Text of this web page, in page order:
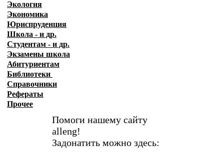
Экология
Экономика
Юриспруденция
Школа - и др.
Студентам - и др.
Экзамены школа
Абитуриентам
Библиотеки
Справочники
Рефераты
Прочее
Помоги нашему сайту
alleng!
Задонатить можно здесь: